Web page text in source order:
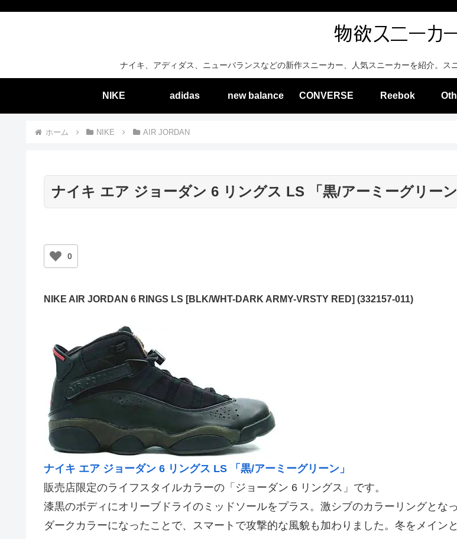
ナイキ、アディダス、ニューバランスなどの新作スニーカー、人気スニーカーを紹介。
NIKE adidas new balance CONVERSE Reebok
ホーム NIKE AIR JORDAN
ナイキ エア ジョーダン 6 リングス LS 「黒/アーミーグリーン
0
NIKE AIR JORDAN 6 RINGS LS [BLK/WHT-DARK ARMY-VRSTY RED] (332157-011)
ナイキ エア ジョーダン 6 リングス LS 「黒/アーミーグリーン」
販売店限定のライフスタイルカラーの「ジョーダン 6 リングス」です。
漆黒のボディにオリーブドライのミッドソールをプラス。激シブのカラーリングとなっ
ダークカラーになったことで、スマートで攻撃的な風貌も加わりました。冬をメイン